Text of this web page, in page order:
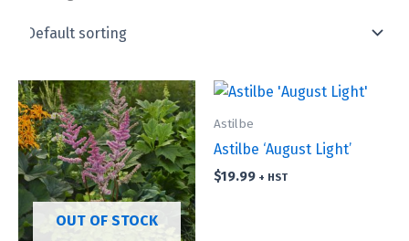
OUT OF STOCK
Astilbe
Astilbe ‘August Light’
$19.99 + HST